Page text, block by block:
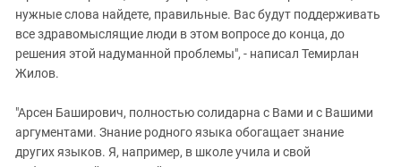
нужные слова найдете, правильные. Вас будут поддерживать
все здравомыслящие люди в этом вопросе до конца, до
решения этой надуманной проблемы", - написал Темирлан
Жилов.
"Арсен Баширович, полностью солидарна с Вами и с Вашими
аргументами. Знание родного языка обогащает знание
других языков. Я, например, в школе учила и свой